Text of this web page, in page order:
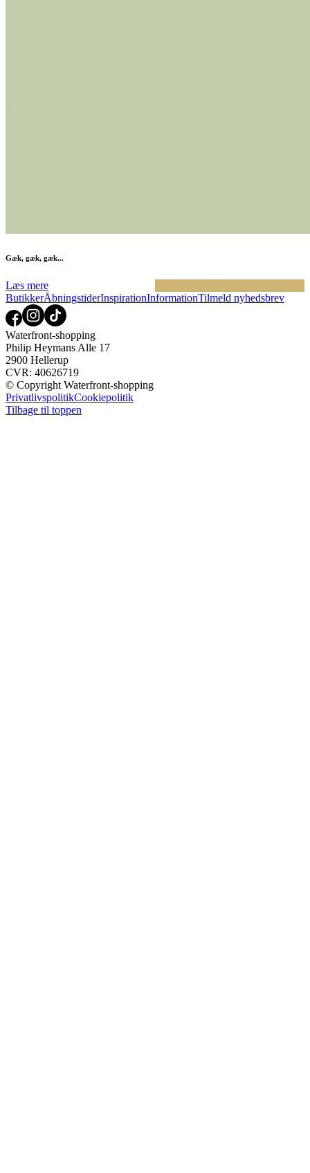
Gæk, gæk, gæk...
Læs mere
ButikkerÅbningstiderInspirationInformationTilmeld nyhedsbrev
Waterfront-shopping
Philip Heymans Alle 17
2900 Hellerup
CVR: 40626719
© Copyright Waterfront-shopping
PrivatlivspolitikCookiepolitik
Tilbage til toppen